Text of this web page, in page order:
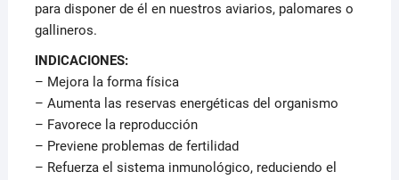
para disponer de él en nuestros aviarios, palomares o
gallineros.
INDICACIONES:
– Mejora la forma física
– Aumenta las reservas energéticas del organismo
– Favorece la reproducción
– Previene problemas de fertilidad
– Refuerza el sistema inmunológico, reduciendo el